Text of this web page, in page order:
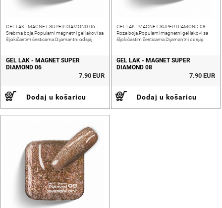
GEL LAK - MAGNET SUPER DIAMOND 06
Srebrna boja.Popularni magnetni gel lakovi sa
šljokičastim česticama.Dijamantni odsjaj.
GEL LAK - MAGNET SUPER
DIAMOND 06
7.90 EUR
Dodaj u košaricu
GEL LAK - MAGNET SUPER DIAMOND 08
Roza boja.Popularni magnetni gel lakovi sa
šljokičastim česticama.Dijamantni odsjaj.
GEL LAK - MAGNET SUPER
DIAMOND 08
7.90 EUR
Dodaj u košaricu